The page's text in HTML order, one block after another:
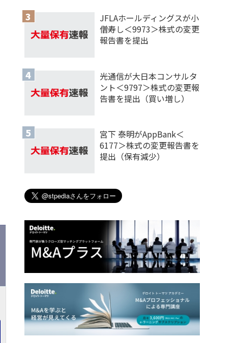
JFLAホールディングスが小
僧寿し＜9973＞株式の変更
報告書を提出
光通信が大日本コンサルタ
ント＜9797＞株式の変更報
告書を提出（買い増し）
宮下 泰明がAppBank＜
6177＞株式の変更報告書を
提出（保有減少）